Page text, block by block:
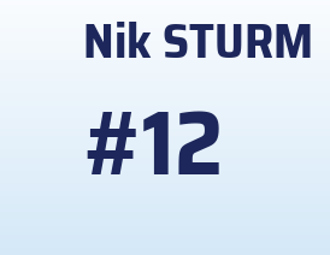
NikSTURM
#12